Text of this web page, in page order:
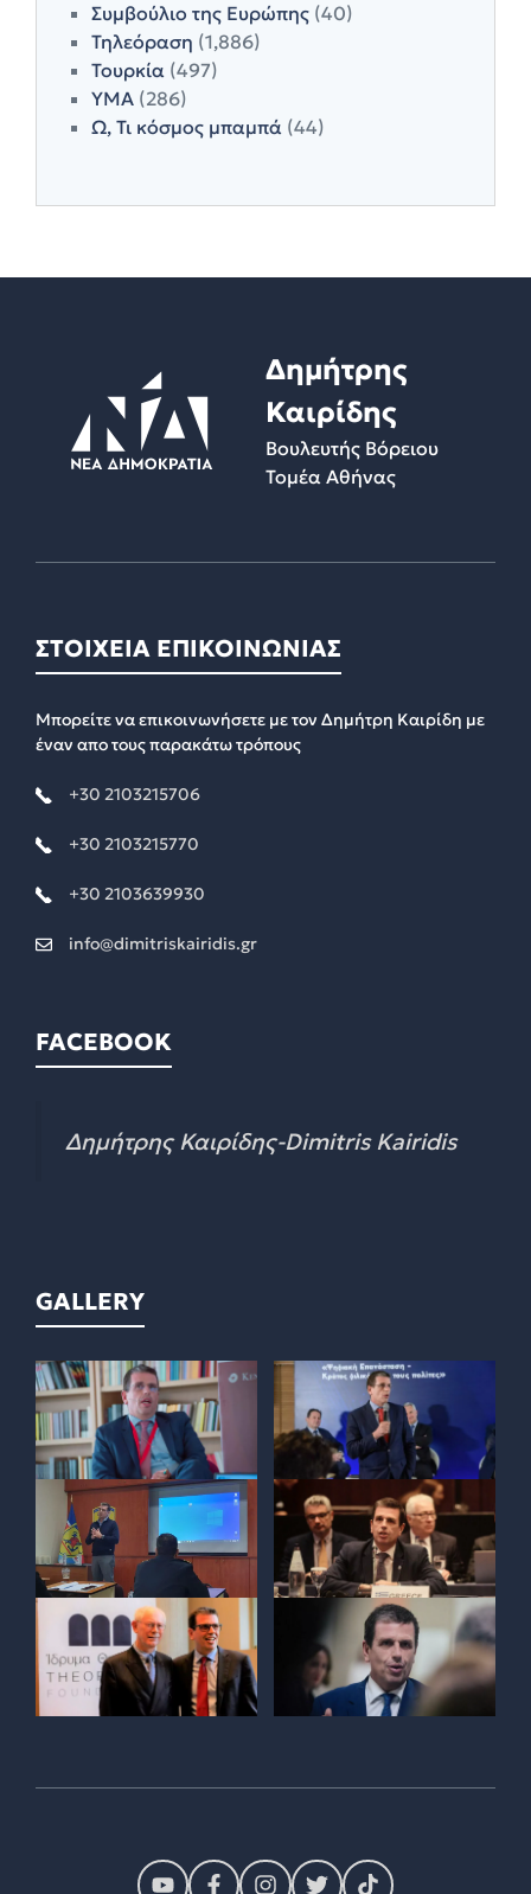
Συμβούλιο της Ευρώπης (40)
Τηλεόραση (1,886)
Τουρκία (497)
ΥΜΑ (286)
Ω, Τι κόσμος μπαμπά (44)
Δημήτρης
Καιρίδης
Βουλευτής Βόρειου
Τομέα Αθήνας
ΣΤΟΙΧΕΙΑ ΕΠΙΚΟΙΝΩΝΙΑΣ
Μπορείτε να επικοινωνήσετε με τον Δημήτρη Καιρίδη με
έναν απο τους παρακάτω τρόπους
+30 2103215706
+30 2103215770
+30 2103639930
info@dimitriskairidis.gr
FACEBOOK
Δημήτρης Καιρίδης-Dimitris Kairidis
GALLERY